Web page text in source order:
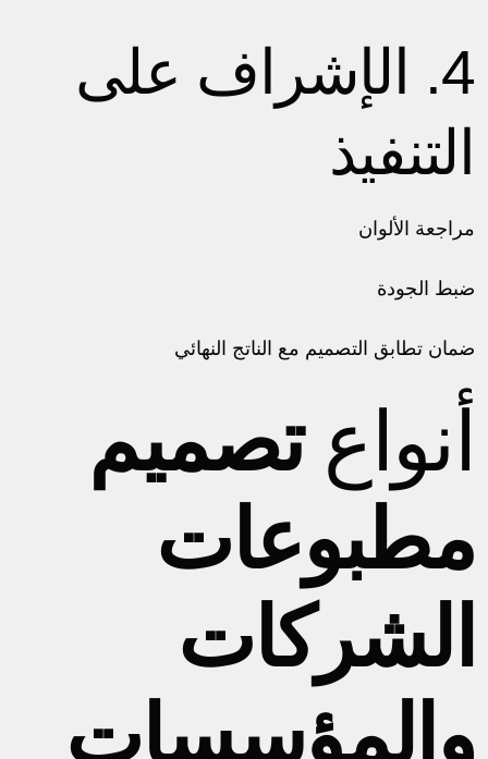
4. الإشراف على
التنفيذ
مراجعة الألوان
ضبط الجودة
ضمان تطابق التصميم مع الناتج النهائي
أنواعتصميم
مطبوعات
الشركات
والمؤسسات